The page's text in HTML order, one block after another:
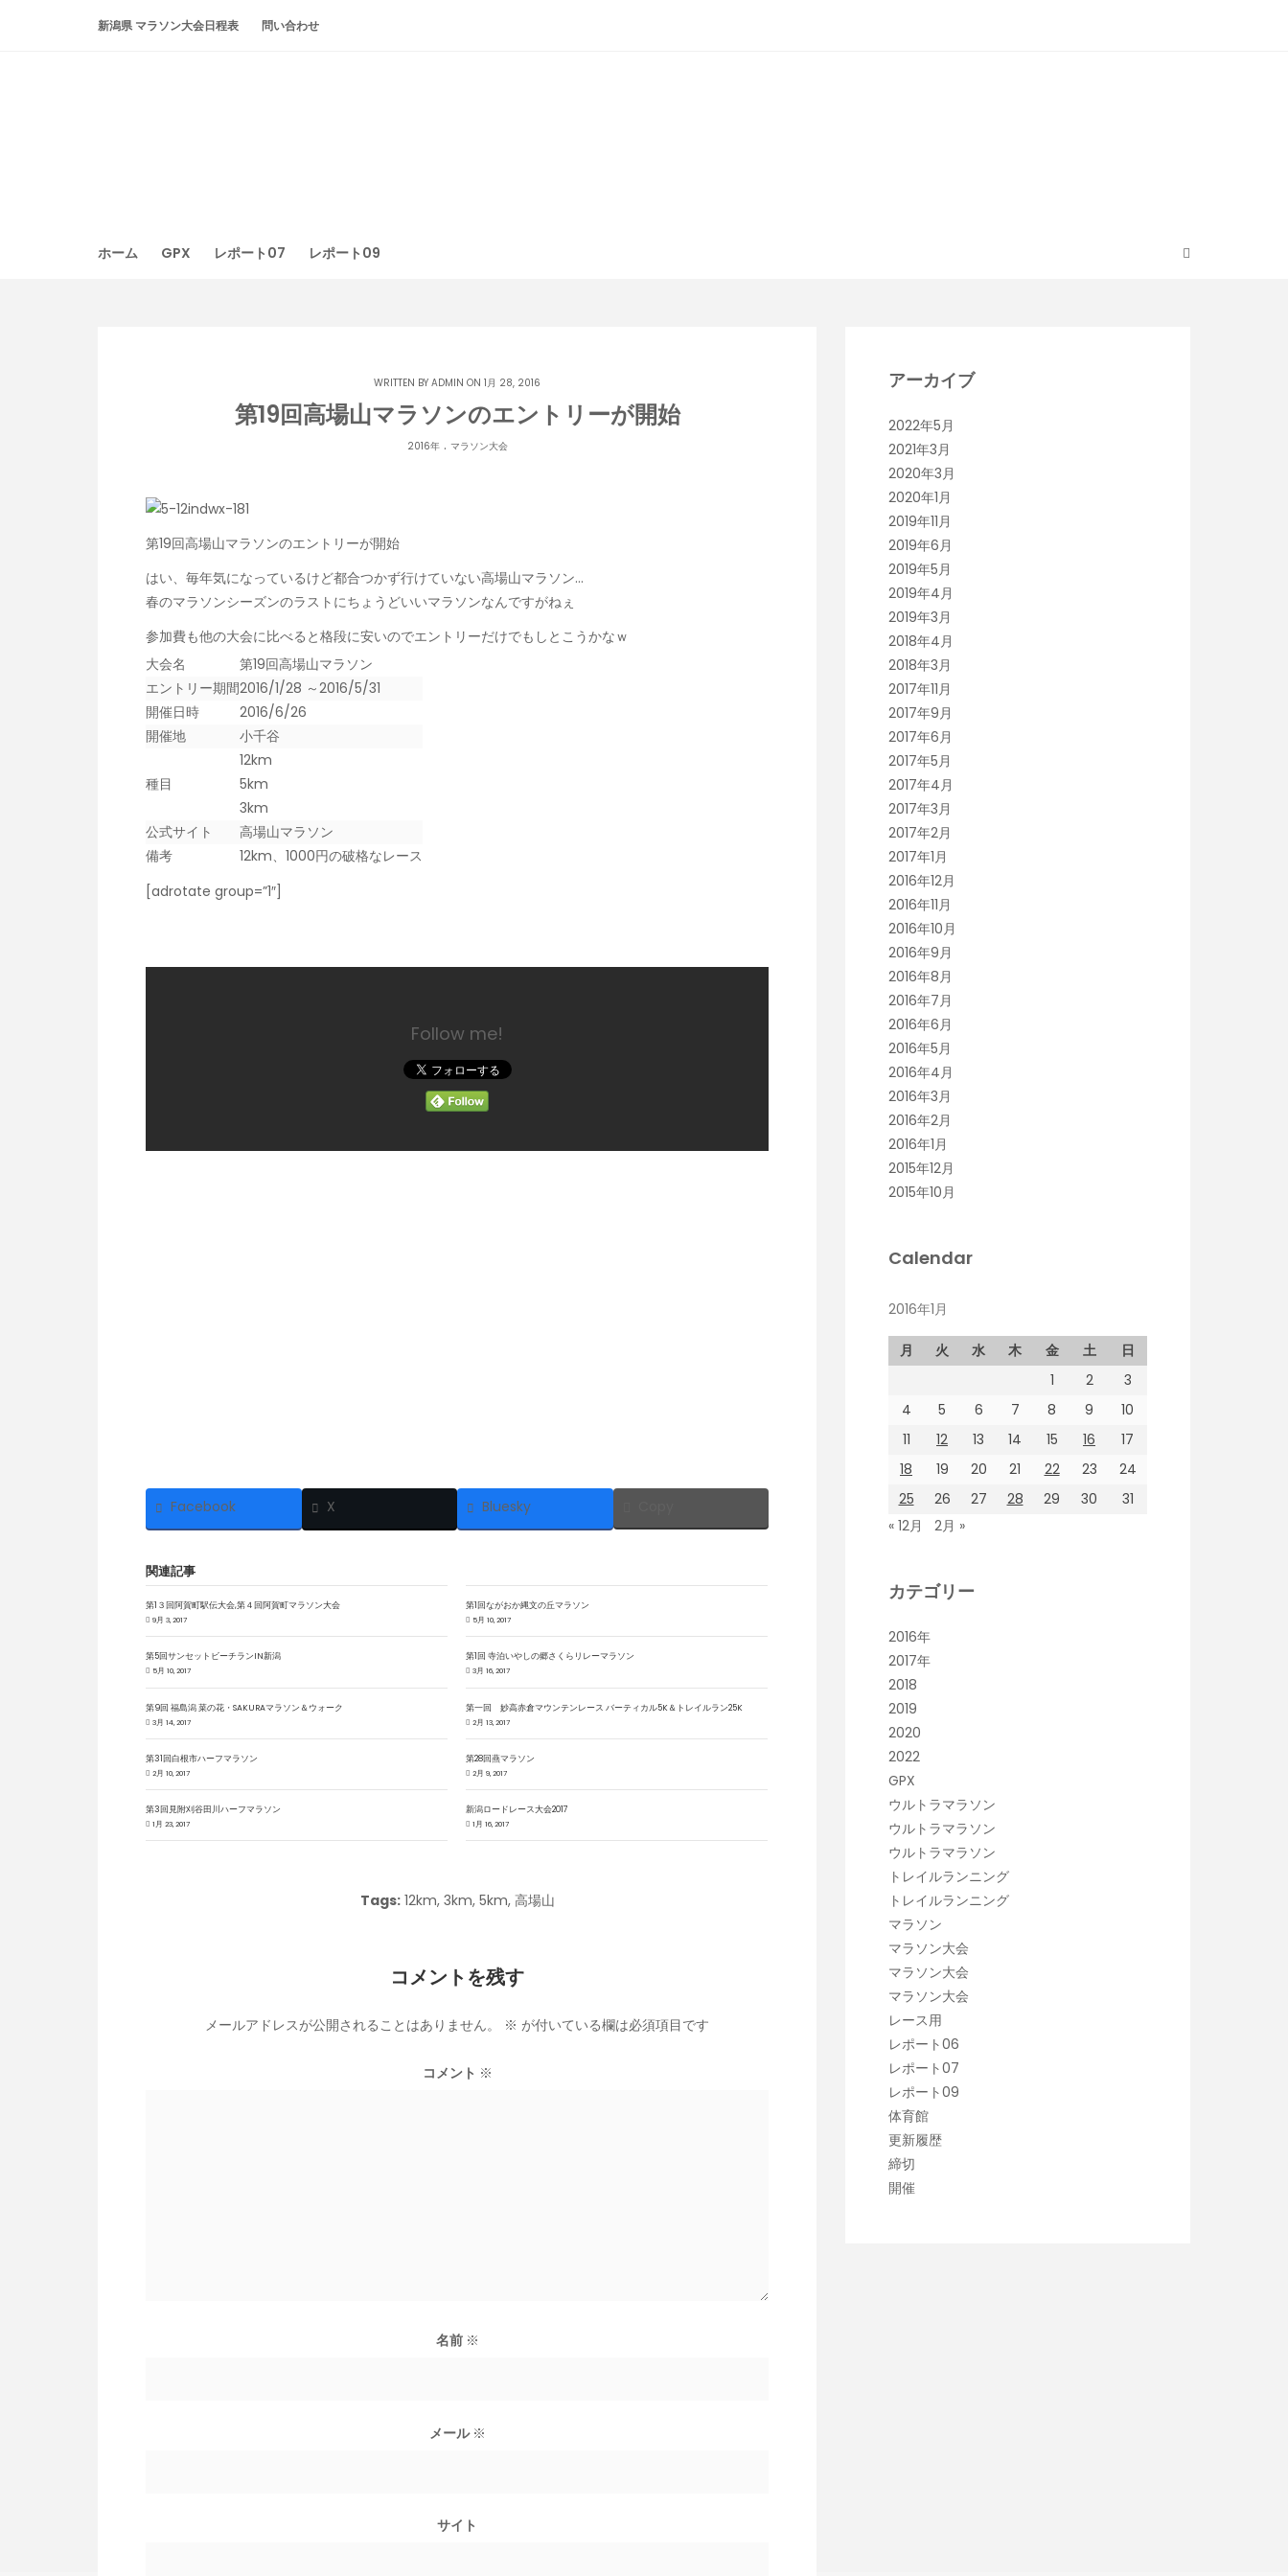
新潟県 マラソン大会日程表 問い合わせ
ホーム GPX レポート07 レポート09
WRITTEN BY ADMIN ON 1月 28, 2016
第19回高場山マラソンのエントリーが開始
2016年. マラソン大会
第19回高場山マラソンのエントリーが開始
はい、毎年気になっているけど都合つかず行けていない高場山マラソン…
春のマラソンシーズンのラストにちょうどいいマラソンなんですがねぇ
参加費も他の大会に比べると格段に安いのでエントリーだけでもしとこうかなｗ
大会名
第19回高場山マラソン
エントリー期間2016/1/28 ～2016/5/31
開催日時
2016/6/26
開催地
小千谷
種目
12km
5km
3km
公式サイト
高場山マラソン
備考
12km、1000円の破格なレース
[adrotate group=”1″]
Follow me!
Facebook X Bluesky
関連記事
第1３回阿賀町駅伝大会,第４回阿賀町マラソン大会
9月 3, 2017
第1回ながおか縄文の丘マラソン
5月 10, 2017
第5回サンセットビーチランIN新潟
5月 10, 2017
第1回 寺泊いやしの郷さくらリレーマラソン
3月 16, 2017
第9回 福島潟 菜の花・SAKURAマラソン＆ウォーク
3月 14, 2017
第一回 妙高赤倉マウンテンレース バーティカル5K＆トレイルラン25K
2月 13, 2017
第31回白根市ハーフマラソン
2月 10, 2017
第28回燕マラソン
2月 9, 2017
第3回見附刈谷田川ハーフマラソン
1月 23, 2017
新潟ロードレース大会2017
1月 16, 2017
Tags: 12km, 3km, 5km, 高場山
コメントを残す
メールアドレスが公開されることはありません。 ※ が付いている欄は必須項目です
コメント ※
名前 ※
メール ※
サイト
アーカイブ
2022年5月
2021年3月
2020年3月
2020年1月
2019年11月
2019年6月
2019年5月
2019年4月
2019年3月
2018年4月
2018年3月
2017年11月
2017年9月
2017年6月
2017年5月
2017年4月
2017年3月
2017年2月
2017年1月
2016年12月
2016年11月
2016年10月
2016年9月
2016年8月
2016年7月
2016年6月
2016年5月
2016年4月
2016年3月
2016年2月
2016年1月
2015年12月
2015年10月
Calendar
2016年1月
月 火 水 木 金 土
日
1
2
3
4
5 6 7 8 9
10
11
12 13 14 15 16
17
18
19 20 21 22 23
24
25
26 27 28 29 30
31
« 12月
2月 »
カテゴリー
2016年
2017年
2018
2019
2020
2022
GPX
ウルトラマラソン
ウルトラマラソン
ウルトラマラソン
トレイルランニング
トレイルランニング
マラソン
マラソン大会
マラソン大会
マラソン大会
レース用
レポート06
レポート07
レポート09
体育館
更新履歴
締切
開催